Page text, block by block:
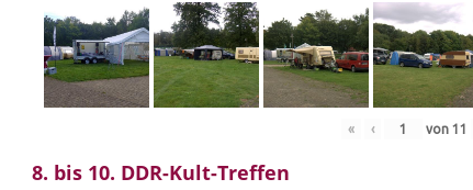
« ‹ von11
8. bis 10. DDR-Kult-Treffen